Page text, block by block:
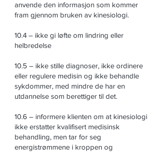
anvende den informasjon som kommer
fram gjennom bruken av kinesiologi.
10.4 – ikke gi løfte om lindring eller
helbredelse
10.5 – ikke stille diagnoser, ikke ordinere
eller regulere medisin og ikke behandle
sykdommer, med mindre de har en
utdannelse som berettiger til det.
10.6 – informere klienten om at kinesiologi
ikke erstatter kvalifisert medisinsk
behandling, men tar for seg
energistrømmene i kroppen og